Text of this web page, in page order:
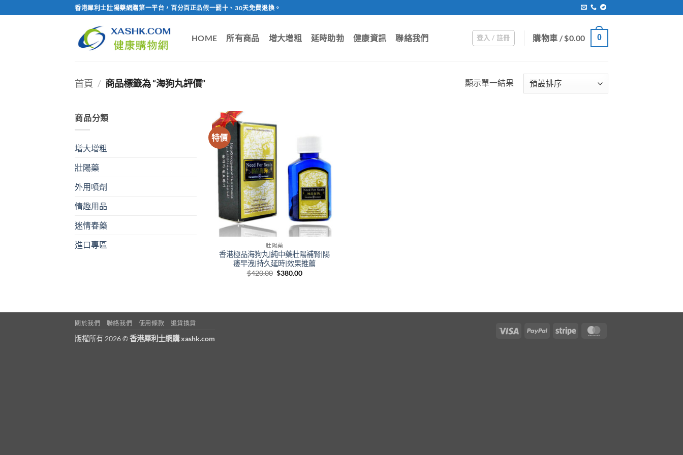
to
香港犀利士壯陽藥網購第一平台，百分百正品假一罰十、30天免費退換。
HOME 所有商品 增大增粗 延時助勃 健康資訊 聯絡我們 登入 / 註冊 購物車 /$0.00 0
首頁 / 商品標籤為 “海狗丸評價” 顯示單一結果
商品分類
增大增粗
壯陽藥
外用噴劑
情趣用品
迷情春藥
進口專區
特價
壯陽藥
香港極品海狗丸|純中藥壯陽補腎|陽
痿早洩|持久延時|效果推薦
$420.00 Original
$380.00Current
Visa PayPal Stripe
關於我們 聯絡我們 使用條款 退貨換貨
版權所有 2026 ©香港犀利士網購 xashk.com